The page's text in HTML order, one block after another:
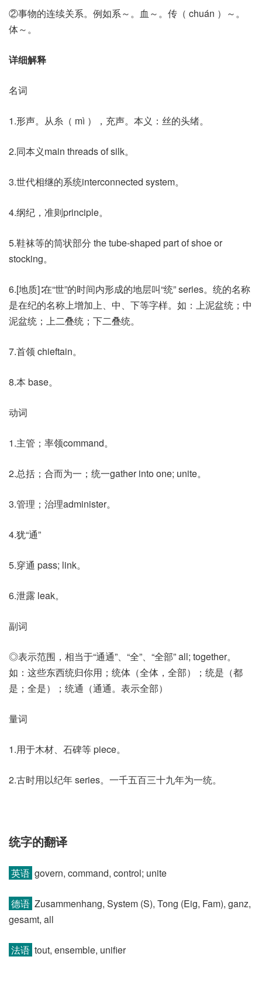
②事物的连续关系。例如系～。血～。传（ chuán ）～。
体～。
详细解释
名词
1.形声。从糸（ mì ），充声。本义：丝的头绪。
2.同本义main threads of silk。
3.世代相继的系统interconnected system。
4.纲纪，准则principle。
5.鞋袜等的筒状部分 the tube-shaped part of shoe or
stocking。
6.[地质]∶在“世”的时间内形成的地层叫“统” series。统的名称
是在纪的名称上增加上、中、下等字样。如：上泥盆统；中
泥盆统；上二叠统；下二叠统。
7.首领 chieftain。
8.本 base。
动词
1.主管；率领command。
2.总括；合而为一；统一gather into one; unite。
3.管理；治理administer。
4.犹“通”
5.穿通 pass; link。
6.泄露 leak。
副词
◎表示范围，相当于“通通”、“全”、“全部” all; together。
如：这些东西统归你用；统体（全体，全部）；统是（都
是；全是）；统通（通通。表示全部）
量词
1.用于木材、石碑等 piece。
2.古时用以纪年 series。一千五百三十九年为一统。
统字的翻译
英语 govern, command, control; unite
德语 Zusammenhang, System (S)​, Tong (Eig, Fam)​, ganz,
gesamt, all
法语 tout, ensemble, unifier